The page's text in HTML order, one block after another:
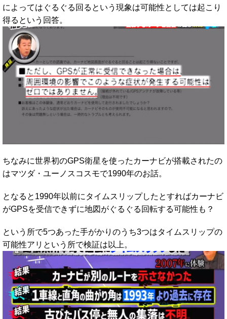
によってはぐるぐる回るという現象は可能性としては起こり
得るという回答。
ちなみに世界初のGPS衛星を使ったカーナビが搭載されたの
はマツダ・ユーノスコスモで1990年のお話。
となると1990年以前にタイムスリップしたとすればカーナビ
がGPSを受信できずに地図がぐるぐる回転する可能性も？
という所で5つあった手がかりのうち3つはタイムスリップの
可能性アリという所で検証は以上。